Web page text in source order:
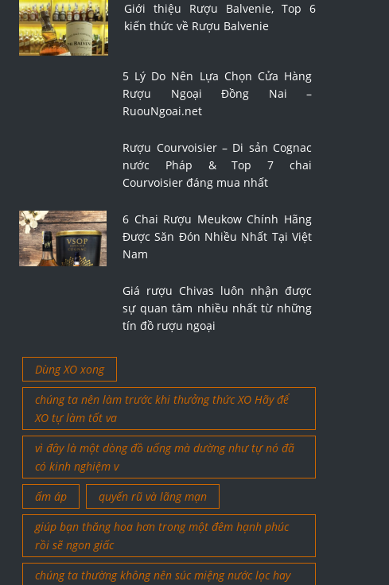
Giới thiệu Rượu Balvenie, Top 6
kiến thức về Rượu Balvenie
5 Lý Do Nên Lựa Chọn Cửa Hàng
Rượu Ngoại Đồng Nai –
RuouNgoai.net
Rượu Courvoisier – Di sản Cognac
nước Pháp & Top 7 chai
Courvoisier đáng mua nhất
6 Chai Rượu Meukow Chính Hãng
Được Săn Đón Nhiều Nhất Tại Việt
Nam
Giá rượu Chivas luôn nhận được
sự quan tâm nhiều nhất từ những
tín đồ rượu ngoại
Dùng XO xong
chúng ta nên làm trước khi thưởng thức XO Hãy để
XO tự làm tốt va
vì đây là một dòng đồ uống mà dường như tự nó đã
có kinh nghiệm v
ấm áp
quyến rũ và lãng mạn
giúp bạn thăng hoa hơn trong một đêm hạnh phúc
rồi sẽ ngon giấc
chúng ta thường không nên súc miệng nước lọc hay